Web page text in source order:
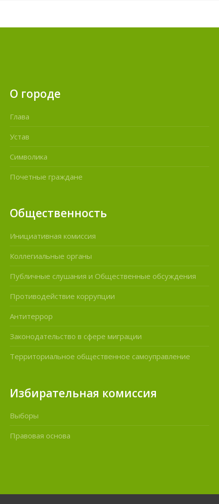
О городе
Глава
Устав
Символика
Почетные граждане
Общественность
Инициативная комиссия
Коллегиальные органы
Публичные слушания и Общественные обсуждения
Противодействие коррупции
Антитеррор
Законодательство в сфере миграции
Территориальное общественное самоуправление
Избирательная комиссия
Выборы
Правовая основа